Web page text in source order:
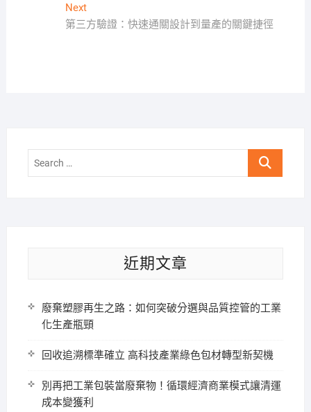
NextNext
post:
第三方驗證：快速通關設計到量產的關鍵捷徑
Search
近期文章
廢棄塑膠再生之路：如何突破分選與品質控管的工業
化生產瓶頸
回收追溯標準確立 高科技產業綠色包材轉型新契機
別再把工業包裝當廢棄物！循環經濟商業模式讓清運
成本變獲利